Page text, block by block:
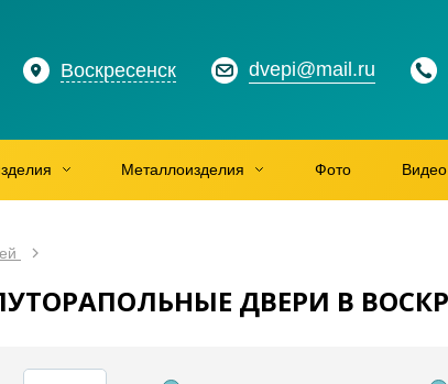
Воскресенск dvepi@mail.ru
Металлоизделия Фото Видео
ДВЕРИ В